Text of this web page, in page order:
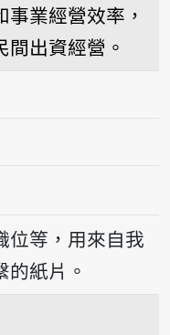
業經營效率，
出資經營。
讀bîng-phìnn
位等，用來自我
紙片。